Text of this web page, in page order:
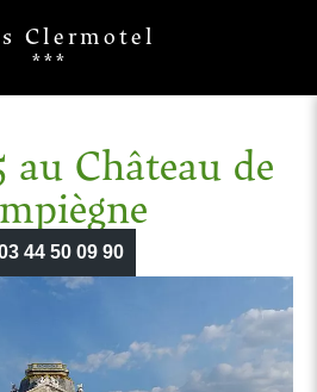
Clermotel
***
au Château de
44 50 09 90